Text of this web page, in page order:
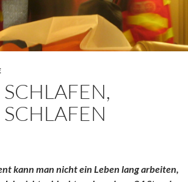
SCHLAFEN,
SCHLAFEN
kann man nicht ein Leben lang arbeiten,